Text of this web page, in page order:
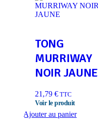
TONG
MURRIWAY
NOIR JAUNE
21,79 € TTC
Ajouter au panier